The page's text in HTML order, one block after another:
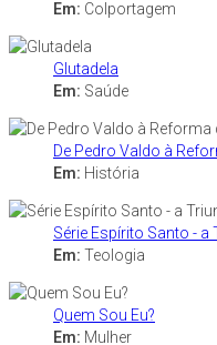
Em: Colportagem
Glutadela
Em: Saúde
De Pedro Valdo à
Em: História
Série Espírito Santo -
Em: Teologia
Quem Sou Eu?
Em: Mulher